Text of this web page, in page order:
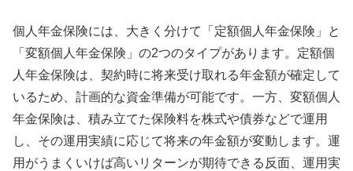
個人年金保険には、大きく分けて「定額個人年金保険」と
「変額個人年金保険」の2つのタイプがあります。定額個
人年金保険は、契約時に将来受け取れる年金額が確定して
いるため、計画的な資金準備が可能です。一方、変額個人
年金保険は、積み立てた保険料を株式や債券などで運用
し、その運用実績に応じて将来の年金額が変動します。運
用がうまくいけば高いリターンが期待できる反面、運用実